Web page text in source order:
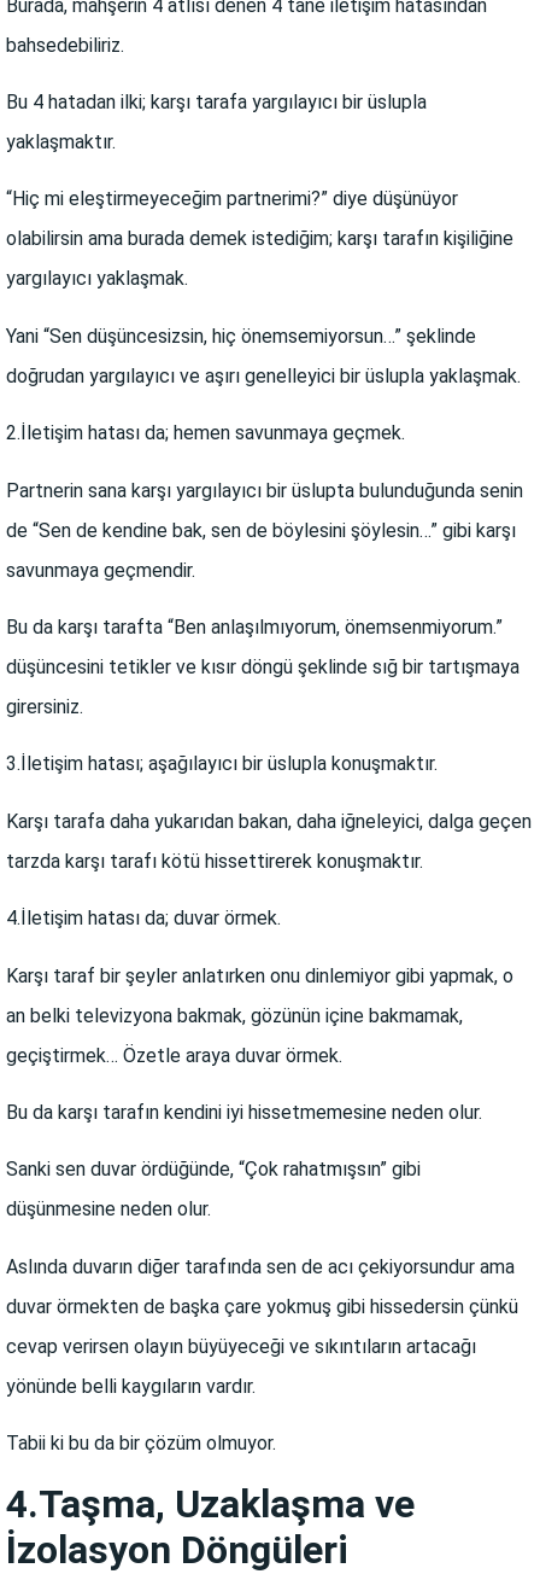
Burada, mahşerin 4 atlısı denen 4 tane iletişim hatasından
bahsedebiliriz.
Bu 4 hatadan ilki; karşı tarafa yargılayıcı bir üslupla
yaklaşmaktır.
“Hiç mi eleştirmeyeceğim partnerimi?” diye düşünüyor
olabilirsin ama burada demek istediğim; karşı tarafın kişiliğine
yargılayıcı yaklaşmak.
Yani “Sen düşüncesizsin, hiç önemsemiyorsun…” şeklinde
doğrudan yargılayıcı ve aşırı genelleyici bir üslupla yaklaşmak.
2.İletişim hatası da; hemen savunmaya geçmek.
Partnerin sana karşı yargılayıcı bir üslupta bulunduğunda senin
de “Sen de kendine bak, sen de böylesini şöylesin…” gibi karşı
savunmaya geçmendir.
Bu da karşı tarafta “Ben anlaşılmıyorum, önemsenmiyorum.”
düşüncesini tetikler ve kısır döngü şeklinde sığ bir tartışmaya
girersiniz.
3.İletişim hatası; aşağılayıcı bir üslupla konuşmaktır.
Karşı tarafa daha yukarıdan bakan, daha iğneleyici, dalga geçen
tarzda karşı tarafı kötü hissettirerek konuşmaktır.
4.İletişim hatası da; duvar örmek.
Karşı taraf bir şeyler anlatırken onu dinlemiyor gibi yapmak, o
an belki televizyona bakmak, gözünün içine bakmamak,
geçiştirmek… Özetle araya duvar örmek.
Bu da karşı tarafın kendini iyi hissetmemesine neden olur.
Sanki sen duvar ördüğünde, “Çok rahatmışsın” gibi
düşünmesine neden olur.
Aslında duvarın diğer tarafında sen de acı çekiyorsundur ama
duvar örmekten de başka çare yokmuş gibi hissedersin çünkü
cevap verirsen olayın büyüyeceği ve sıkıntıların artacağı
yönünde belli kaygıların vardır.
Tabii ki bu da bir çözüm olmuyor.
4.Taşma, Uzaklaşma ve
İzolasyon Döngüleri